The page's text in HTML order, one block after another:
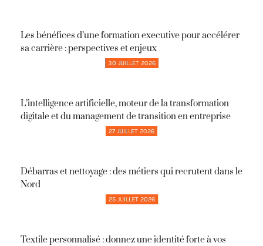
Les bénéfices d’une formation executive pour accélérer
sa carrière : perspectives et enjeux
30 JUILLET 2026
L’intelligence artificielle, moteur de la transformation
digitale et du management de transition en entreprise
27 JUILLET 2026
Débarras et nettoyage : des métiers qui recrutent dans le
Nord
25 JUILLET 2026
Textile personnalisé : donnez une identité forte à vos